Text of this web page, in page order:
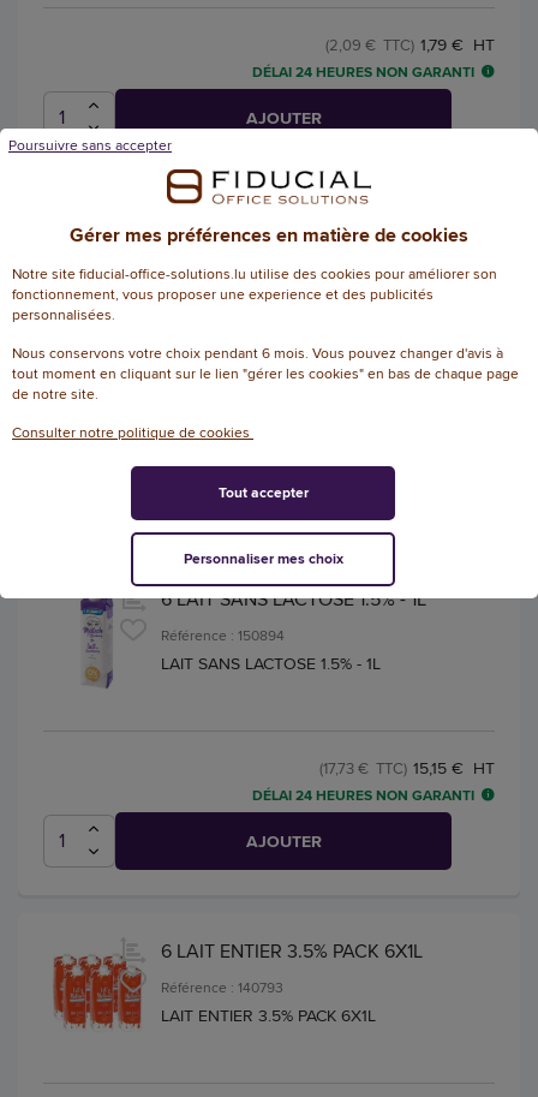
1,79 € HT
(2,09 € TTC)
DÉLAI 24 HEURES NON GARANTI
AJOUTER
Poudre de lait écrémé non sucré - 500
g - RÉGILAIT
Référence : 122893
AJOUTER
6 LAIT SANS LACTOSE 1.5% - 1L
Référence : 150894
LAIT SANS LACTOSE 1.5% - 1L
15,15 € HT
(17,73 € TTC)
DÉLAI 24 HEURES NON GARANTI
AJOUTER
6 LAIT ENTIER 3.5% PACK 6X1L
Référence : 140793
LAIT ENTIER 3.5% PACK 6X1L
Gérer mes préférences en matière de cookies
Notre site fiducial-office-solutions.lu utilise des cookies pour améliorer son
fonctionnement, vous proposer une experience et des publicités
personnalisées.
Nous conservons votre choix pendant 6 mois. Vous pouvez changer d'avis à
tout moment en cliquant sur le lien "gérer les cookies" en bas de chaque page
de notre site.
Consulter notre politique de cookies
Poursuivre sans accepter
Personnaliser mes choix
Tout accepter